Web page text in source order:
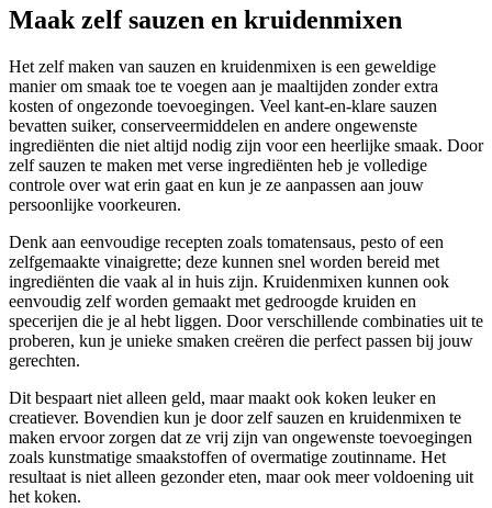
Maak zelf sauzen en kruidenmixen
Het zelf maken van sauzen en kruidenmixen is een geweldige
manier om smaak toe te voegen aan je maaltijden zonder extra
kosten of ongezonde toevoegingen. Veel kant-en-klare sauzen
bevatten suiker, conserveermiddelen en andere ongewenste
ingrediënten die niet altijd nodig zijn voor een heerlijke smaak. Door
zelf sauzen te maken met verse ingrediënten heb je volledige
controle over wat erin gaat en kun je ze aanpassen aan jouw
persoonlijke voorkeuren.
Denk aan eenvoudige recepten zoals tomatensaus, pesto of een
zelfgemaakte vinaigrette; deze kunnen snel worden bereid met
ingrediënten die vaak al in huis zijn. Kruidenmixen kunnen ook
eenvoudig zelf worden gemaakt met gedroogde kruiden en
specerijen die je al hebt liggen. Door verschillende combinaties uit te
proberen, kun je unieke smaken creëren die perfect passen bij jouw
gerechten.
Dit bespaart niet alleen geld, maar maakt ook koken leuker en
creatiever. Bovendien kun je door zelf sauzen en kruidenmixen te
maken ervoor zorgen dat ze vrij zijn van ongewenste toevoegingen
zoals kunstmatige smaakstoffen of overmatige zoutinname. Het
resultaat is niet alleen gezonder eten, maar ook meer voldoening uit
het koken.